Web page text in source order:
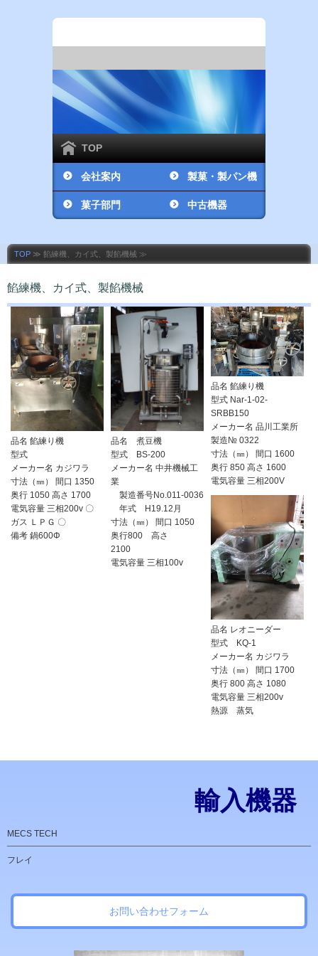
TOP
会社案内 製菓・製パン機
械販売部門
菓子部門 中古機器
TOP ≫ 餡練機、カイ式、製餡機械 ≫
餡練機、カイ式、製餡機械
品名 餡練り機
型式
メーカー名 カジワラ
寸法（㎜） 間口 1350
奥行 1050 高さ 1700
電気容量 三相200v 〇
ガス ＬＰＧ 〇
備考 鍋600Φ
品名 煮豆機
型式 BS-200
メーカー名 中井機械工
業
製造番号No.011-0036
年式 H19.12月
寸法（㎜） 間口 1050
奥行800 高さ
2100
電気容量 三相100v
品名 餡練り機
型式 Nar-1-02-
SRBB150
メーカー名 品川工業所
製造№ 0322
寸法（㎜） 間口 1600
奥行 850 高さ 1600
電気容量 三相200V
品名 レオニーダー
型式 KQ-1
メーカー名 カジワラ
寸法（㎜） 間口 1700
奥行 800 高さ 1080
電気容量 三相200v
熱源 蒸気
輸入機器
MECS TECH
フレイ
お問い合わせフォーム